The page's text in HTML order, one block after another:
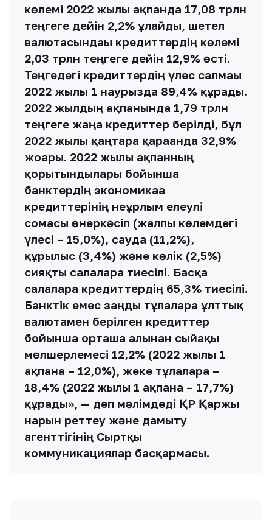
көлемі 2022 жылғы ақпанда 17,08 трлн
теңгеге дейін 2,2% ұлғайды, шетел
валютасындағы кредиттердің көлемі
2,03 трлн теңгеге дейін 12,9% өсті.
Теңгедегі кредиттердің үлес салмағы
2022 жылғы 1 наурызда 89,4% құрады.
2022 жылдың ақпанында 1,79 трлн
теңгеге жаңа кредиттер берілді, бұл
2022 жылғы қаңтарға қарағанда 32,9%
жоғары. 2022 жылғы ақпанның
қорытындылары бойынша
банктердің экономикаға
кредиттерінің неғұрлым елеулі
сомасы өнеркәсіп (жалпы көлемдегі
үлесі – 15,0%), сауда (11,2%),
құрылыс (3,4%) және көлік (2,5%)
сияқты салаларға тиесілі. Басқа
салаларға кредиттердің 65,3% тиесілі.
Банктік емес заңды тұлғаларға ұлттық
валютамен берілген кредиттер
бойынша орташа алынған сыйақы
мөлшерлемесі 12,2% (2022 жылғы 1
ақпанға – 12,0%), жеке тұлғаларға –
18,4% (2022 жылғы 1 ақпанға – 17,7%)
құрады», — деп мәлімдеді ҚР Қаржы
нарғын реттеу және дамыту
агенттігінің Сыртқы
коммуникациялар басқармасы.